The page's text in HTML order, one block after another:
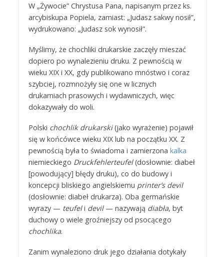
W „Żywocie” Chrystusa Pana, napisanym przez ks.
arcybiskupa Popiela, zamiast: „Judasz sakwy nosił”,
wydrukowano: „Judasz sok wynosił”.
Myślimy, że chochliki drukarskie zaczęły mieszać
dopiero po wynalezieniu druku. Z pewnością w
wieku XIX i XX, gdy publikowano mnóstwo i coraz
szybciej, rozmnożyły się one w licznych
drukarniach prasowych i wydawniczych, więc
dokazywały do woli.
Polski chochlik drukarski(jako wyrażenie) pojawił
się w końcówce wieku XIX lub na początku XX. Z
pewnością była to świadoma i zamierzona kalka
niemieckiego Druckfehlerteufel(dosłownie: diabeł
[powodujący] błędy druku), co do budowy i
koncepcji bliskiego angielskiemu printer’s devil
(dosłownie: diabeł drukarza). Oba germańskie
wyrazy — teufeli devil— nazywają diabła, byt
duchowy o wiele groźniejszy od psocącego
chochlika.
Zanim wynaleziono druk jego działania dotykały